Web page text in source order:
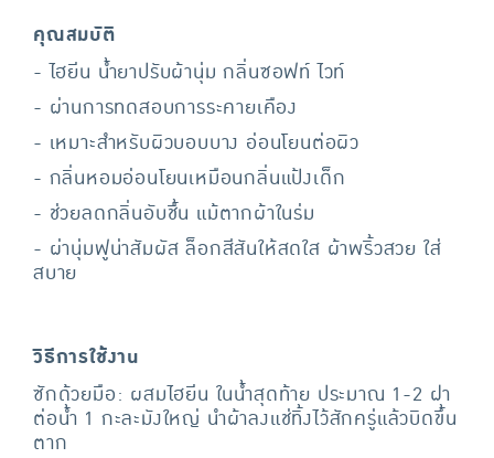
คุณสมบัติ
- ไฮยีน น้ำยาปรับผ้านุ่ม กลิ่นซอฟท์ ไวท์
- ผ่านการทดสอบการระคายเคือง
- เหมาะสำหรับผิวบอบบาง อ่อนโยนต่อผิว
- กลิ่นหอมอ่อนโยนเหมือนกลิ่นแป้งเด็ก
- ช่วยลดกลิ่นอับชื้น แม้ตากผ้าในร่ม
- ผ่านุ่มฟูน่าสัมผัส ล็อกสีสันให้สดใส ผ้าพริ้วสวย ใส่
สบาย
วิธีการใช้งาน
ซักด้วยมือ: ผสมไฮยีน ในน้ำสุดท้าย ประมาณ 1-2 ฝา
ต่อน้ำ 1 กะละมังใหญ่ นำผ้าลงแช่ทิ้งไว้สักครู่แล้วบิดขึ้น
ตาก